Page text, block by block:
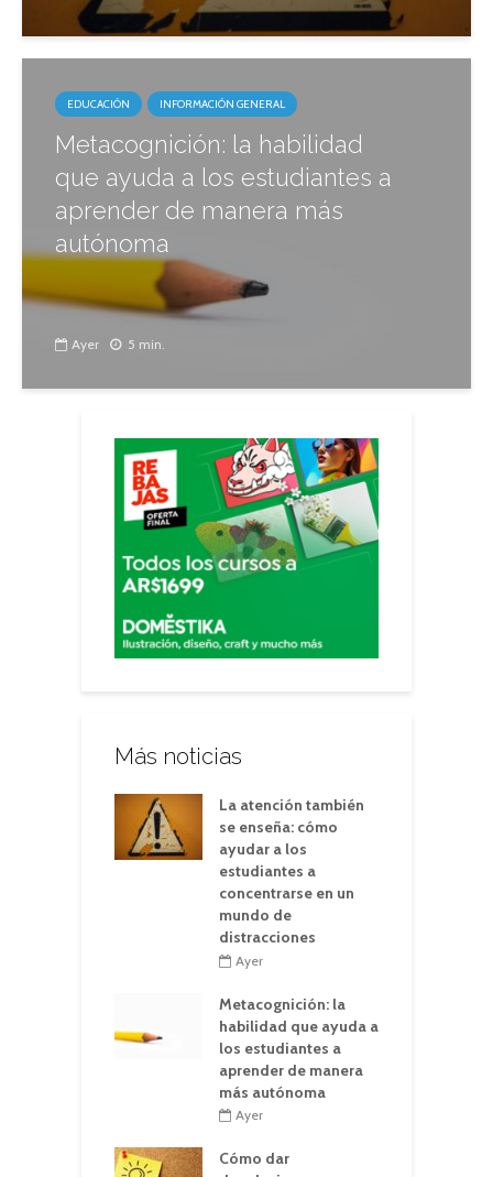
EDUCACIÓN INFORMACIÓN GENERAL
Metacognición: la habilidad
que ayuda a los estudiantes a
aprender de manera más
autónoma
Ayer 5 min.
Más noticias
La atención también
se enseña: cómo
ayudar a los
estudiantes a
concentrarse en un
mundo de
distracciones
Ayer
Metacognición: la
habilidad que ayuda a
los estudiantes a
aprender de manera
más autónoma
Ayer
Cómo dar